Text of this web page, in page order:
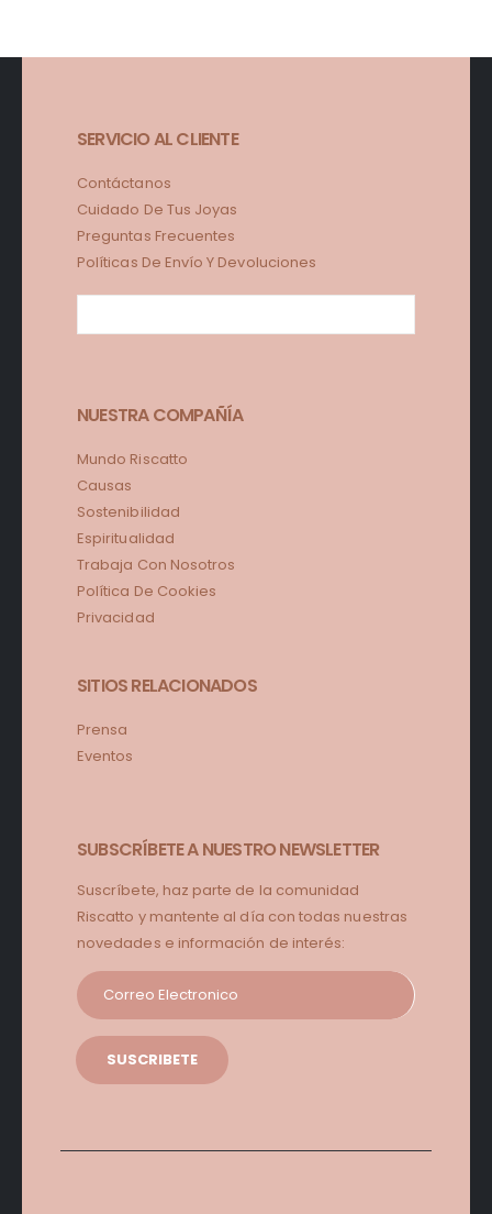
SERVICIO AL CLIENTE
Contáctanos
Cuidado De Tus Joyas
Preguntas Frecuentes
Políticas De Envío Y Devoluciones
NUESTRA COMPAÑÍA
Mundo Riscatto
Causas
Sostenibilidad
Espiritualidad
Trabaja Con Nosotros
Política De Cookies
Privacidad
SITIOS RELACIONADOS
Prensa
Eventos
SUBSCRÍBETE A NUESTRO NEWSLETTER
Suscríbete, haz parte de la comunidad
Riscatto y mantente al día con todas nuestras
novedades e información de interés: